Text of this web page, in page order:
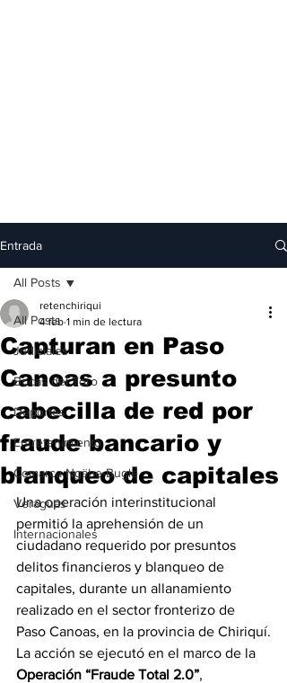
Entrada
All Posts
Judiciales
Bocas del Toro
Deportes
Entretenimiento
Comarca Ngäbe-Buglé
Veraguas
Internacionales
All Posts
Capturan en Paso
Canoas a presunto
cabecilla de red por
fraude bancario y
blanqueo de capitales
retenchiriqui
4 feb 1 min de lectura
Una operación interinstitucional
permitió la aprehensión de un
ciudadano requerido por presuntos
delitos financieros y blanqueo de
capitales, durante un allanamiento
realizado en el sector fronterizo de
Paso Canoas, en la provincia de Chiriquí.
La acción se ejecutó en el marco de la
Operación “Fraude Total 2.0”,